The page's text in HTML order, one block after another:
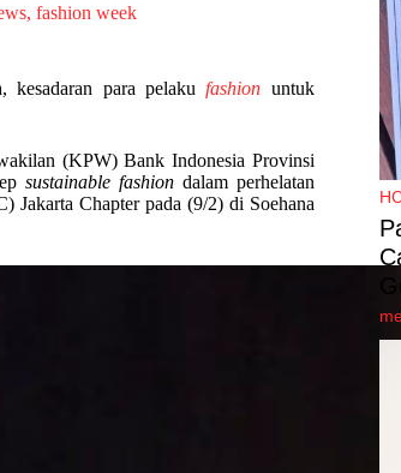
, fashion week
kesadaran para pelakufashion untuk
(KPW) Bank Indonesia Provinsi
sustainable fashion dalam perhelatan
Jakarta Chapter pada (9/2) di Soehana